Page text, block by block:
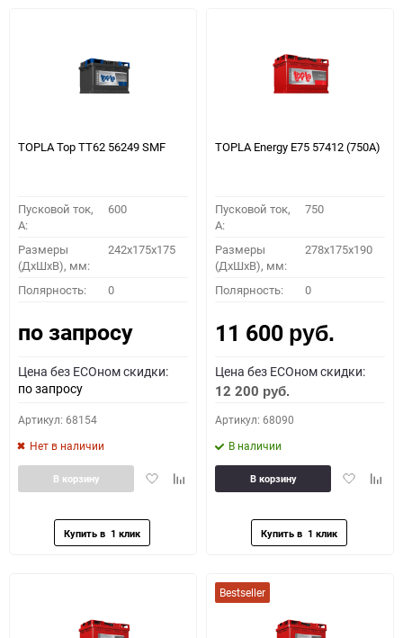
TOPLA Top TT62 56249 SMF
Пусковой ток,
A:
600
Размеры
(ДхШхВ), мм:
242x175x175
Полярность: 0
по запросу
Цена без ECOном скидки:
по запросу
Артикул: 68154
Нет в наличии
ДобавитьДобавить
В корзину
TOPLA Energy E75 57412 (750A)
Пусковой ток,
A:
750
Размеры
(ДхШхВ), мм:
278x175x190
Полярность: 0
11 600 руб.
Цена без ECOном скидки:
12 200 руб.
Артикул: 68090
В наличии
Добавить
В корзину
Bestseller